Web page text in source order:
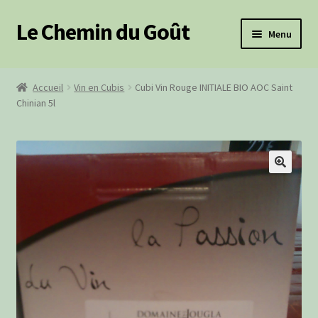
Aller
à
navigation
Aller
au
Le Chemin du Goût Menu
le
Épicerie salée
menu
enfant
Épicerie sucrée
Ouvrir
le
menu
enfant
Paniers Cadeaux
Paniers Pique-Nique
Cosmétiques
Ouvrir
Accueil Vin en Cubis
Cubi Vin Rouge INITIALE BIO AOC Saint
Chinian 5l